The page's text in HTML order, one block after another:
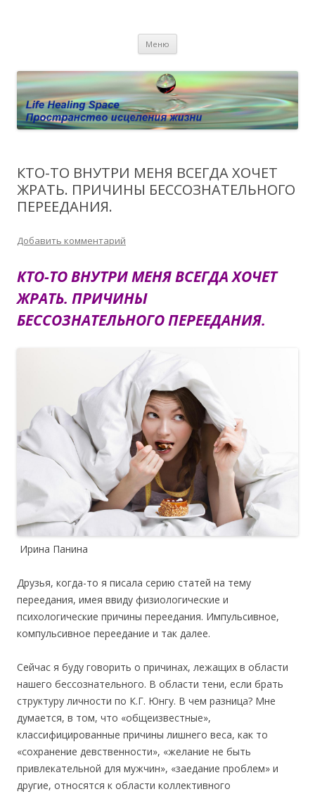
Личный сайт Елены Барымовой
исцелении воспоминанием и ренкарнационике. Услуги.
Меню
КТО-ТО ВНУТРИ МЕНЯ ВСЕГДА ХОЧЕТ
ЖРАТЬ. ПРИЧИНЫ БЕССОЗНАТЕЛЬНОГО
ПЕРЕЕДАНИЯ.
Добавить комментарий
КТО-ТО ВНУТРИ МЕНЯ ВСЕГДА ХОЧЕТ
ЖРАТЬ. ПРИЧИНЫ
БЕССОЗНАТЕЛЬНОГО ПЕРЕЕДАНИЯ.
Ирина Панина
Друзья, когда-то я писала серию статей на тему
переедания, имея ввиду физиологические и
психологические причины переедания. Импульсивное,
компульсивное переедание и так далее.
Сейчас я буду говорить о причинах, лежащих в области
нашего бессознательного. В области тени, если брать
структуру личности по К.Г. Юнгу. В чем разница? Мне
думается, в том, что «общеизвестные»,
классифицированные причины лишнего веса, как то
«сохранение девственности», «желание не быть
привлекательной для мужчин», «заедание проблем» и
другие, относятся к области коллективного